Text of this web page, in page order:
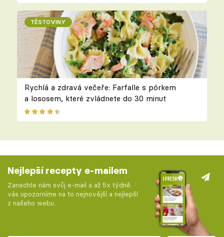
TĚSTOVINY
Rychlá a zdravá večeře: Farfalle s pórkem
a lososem, které zvládnete do 30 minut
Nejlepší recepty e-mailem
Zanechte nám svůj e-mail a až 5x týdně
vás upozorníme na to nejnovější a nejlepší
z našeho webu.